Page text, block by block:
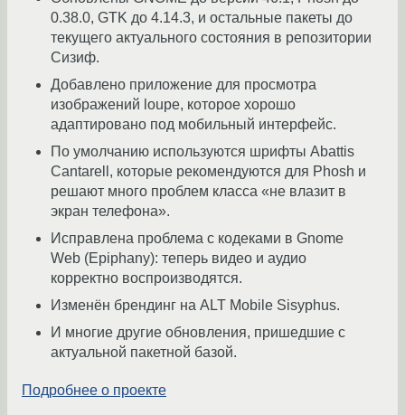
0.38.0, GTK до 4.14.3, и остальные пакеты до
текущего актуального состояния в репозитории
Сизиф.
Добавлено приложение для просмотра
изображений loupe, которое хорошо
адаптировано под мобильный интерфейс.
По умолчанию используются шрифты Abattis
Cantarell, которые рекомендуются для Phosh и
решают много проблем класса «не влазит в
экран телефона».
Исправлена проблема с кодеками в Gnome
Web (Epiphany): теперь видео и аудио
корректно воспроизводятся.
Изменён брендинг на ALT Mobile Sisyphus.
И многие другие обновления, пришедшие с
актуальной пакетной базой.
Подробнее о проекте